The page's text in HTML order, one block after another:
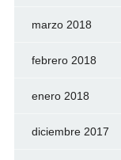
marzo 2018
febrero 2018
enero 2018
diciembre 2017